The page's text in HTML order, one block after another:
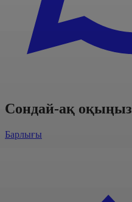
Сондай-ақ оқыңыз
Барлығы